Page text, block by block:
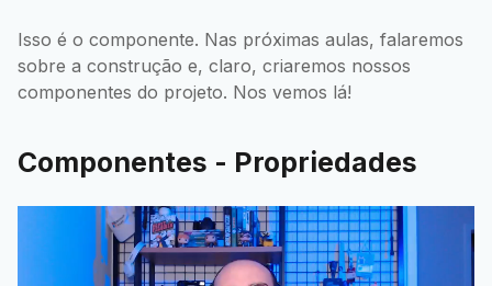
Isso é o componente. Nas próximas aulas, falaremos
sobre a construção e, claro, criaremos nossos
componentes do projeto. Nos vemos lá!
Componentes - Propriedades